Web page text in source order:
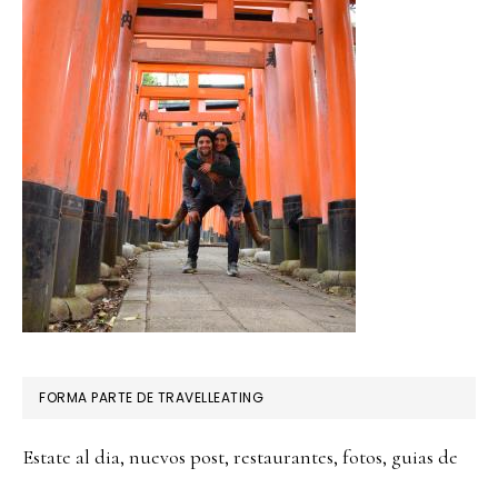
FORMA PARTE DE TRAVELLEATING
Estate al dia, nuevos post, restaurantes, fotos, guias de